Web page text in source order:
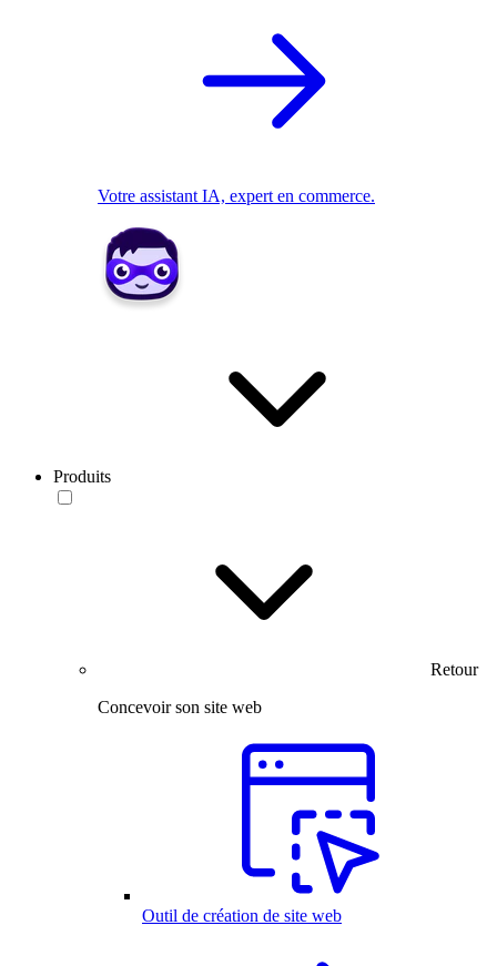
Votre assistant IA, expert en commerce.
Produits
Retour
Concevoir son site web
Outil de création de site web